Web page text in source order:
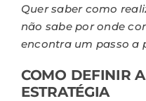
Quer saber como
não sabe por onde
encontra um passo a
COMO DEFINIR
ESTRATÉGIA